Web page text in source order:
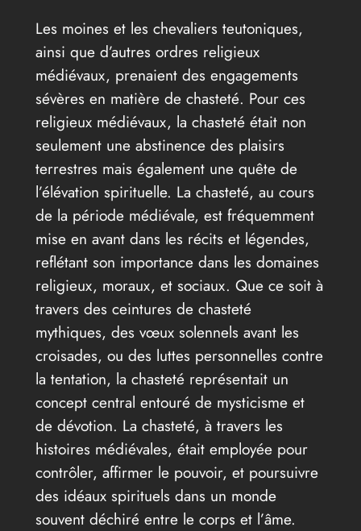
Les moines et les chevaliers teutoniques,
ainsi que d’autres ordres religieux
médiévaux, prenaient des engagements
sévères en matière de chasteté. Pour ces
religieux médiévaux, la chasteté était non
seulement une abstinence des plaisirs
terrestres mais également une quête de
l’élévation spirituelle. La chasteté, au cours
de la période médiévale, est fréquemment
mise en avant dans les récits et légendes,
reflétant son importance dans les domaines
religieux, moraux, et sociaux. Que ce soit à
travers des ceintures de chasteté
mythiques, des vœux solennels avant les
croisades, ou des luttes personnelles contre
la tentation, la chasteté représentait un
concept central entouré de mysticisme et
de dévotion. La chasteté, à travers les
histoires médiévales, était employée pour
contrôler, affirmer le pouvoir, et poursuivre
des idéaux spirituels dans un monde
souvent déchiré entre le corps et l’âme.